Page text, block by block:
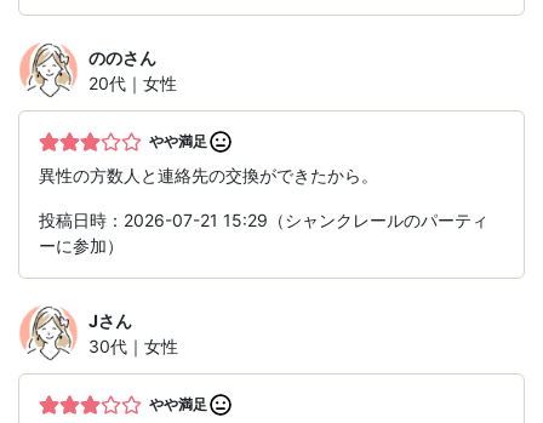
ののさん
20代｜女性
やや満足
異性の方数人と連絡先の交換ができたから。
投稿日時：2026-07-21 15:29（シャンクレールのパーティ
ーに参加）
Jさん
30代｜女性
やや満足